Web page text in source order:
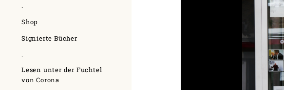
.
Shop
Signierte Bücher
.
Lesen unter der Fuchtel
von Corona